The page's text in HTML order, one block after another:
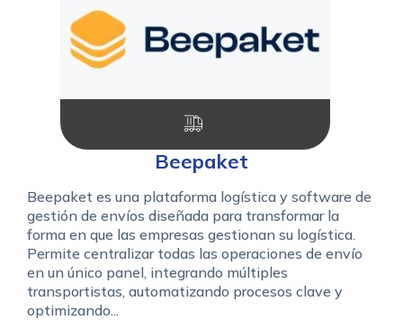
Beepaket
Beepaket es una plataforma logística y software de
gestión de envíos diseñada para transformar la
forma en que las empresas gestionan su logística.
Permite centralizar todas las operaciones de envío
en un único panel, integrando múltiples
transportistas, automatizando procesos clave y
optimizando...